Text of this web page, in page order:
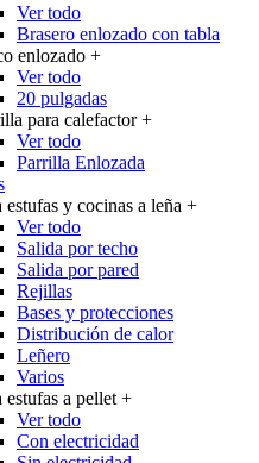
Ver todo
Brasero enlozado con tabla
enlozado +
Ver todo
20 pulgadas
para calefactor+
Ver todo
Parrilla Enlozada
estufas y cocinas a leña +
Ver todo
Salida por techo
Salida por pared
Rejillas
Bases y protecciones
Distribución de calor
Leñero
Varios
estufas a pellet +
Ver todo
Con electricidad